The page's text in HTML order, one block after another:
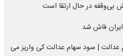
بی‌وقفه در حال ارتقا است
ایران فاش شد
عدالت | سود سهام عدالت کی واریز می